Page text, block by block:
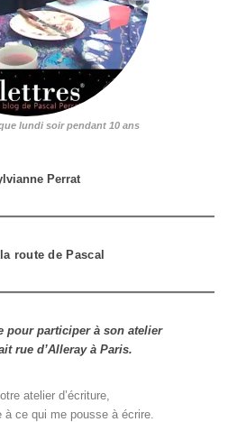
lundi soir pendant 10 ans
Perrat
route de Pascal
pour participer à son atelier
rue d’Alleray à Paris.
atelier d’écriture,
ce qui me pousse à écrire.